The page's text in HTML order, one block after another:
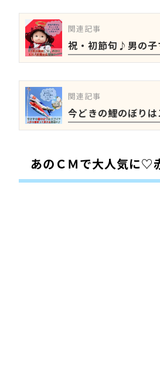
関連記事
祝・初節句♪男の子
関連記事
今どきの鯉のぼり
あのＣＭで大人気に♡